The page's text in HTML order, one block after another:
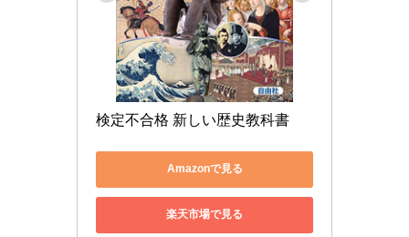
検定不合格 新しい歴史教科書
Amazonで見る
楽天市場で見る